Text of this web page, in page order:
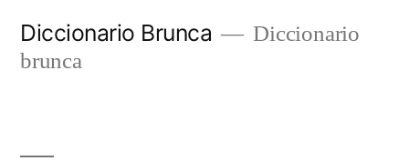
Diccionario Brunca
Diccionario
brunca